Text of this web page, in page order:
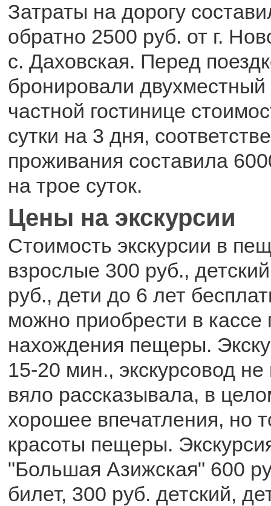
Затраты на дорогу
обратно 2500 руб. от г.
с. Даховская. Перед
бронировали
частной гостинице
сутки на 3 дня,
проживания составила
на трое суток.
Цены на экскурсии
Стоимость экскурсии в
взрослые 300 руб.,
руб., дети до 6 лет
можно приобрести в кассе
нахождения пещеры.
15-20 мин., экскурсовод
вяло рассказывала, в
хорошее впечатления, но
красоты пещеры.
"Большая Азижская" 600
билет, 300 руб. детский,